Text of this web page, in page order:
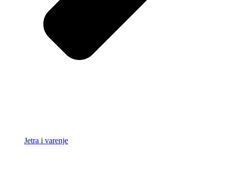
Jetra i varenje